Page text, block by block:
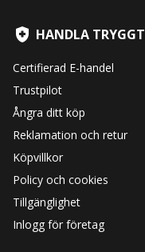
HANDLA TRYGGT
Certifierad E-handel
Trustpilot
Ångra ditt köp
Reklamation och retur
Köpvillkor
Policy och cookies
Tillgänglighet
Inlogg för företag